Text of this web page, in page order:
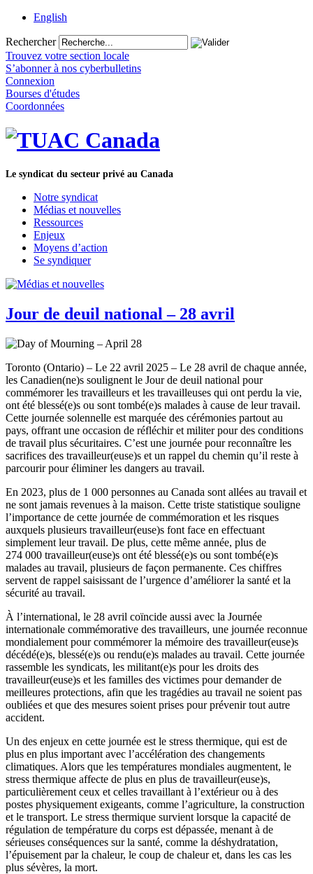
English
Rechercher
Trouvez votre section locale
S’abonner à nos cyberbulletins
Connexion
Bourses d'études
Coordonnées
Le syndicat du secteur privé au Canada
Notre syndicat
Médias et nouvelles
Ressources
Enjeux
Moyens d’action
Se syndiquer
Jour de deuil national – 28 avril
Toronto (Ontario) – Le 22 avril 2025 – Le 28 avril de chaque année,
les Canadien(ne)s soulignent le Jour de deuil national pour
commémorer les travailleurs et les travailleuses qui ont perdu la vie,
ont été blessé(e)s ou sont tombé(e)s malades à cause de leur travail.
Cette journée solennelle est marquée des cérémonies partout au
pays, offrant une occasion de réfléchir et militer pour des conditions
de travail plus sécuritaires. C’est une journée pour reconnaître les
sacrifices des travailleur(euse)s et un rappel du chemin qu’il reste à
parcourir pour éliminer les dangers au travail.
En 2023, plus de 1 000 personnes au Canada sont allées au travail et
ne sont jamais revenues à la maison. Cette triste statistique souligne
l’importance de cette journée de commémoration et les risques
auxquels plusieurs travailleur(euse)s font face en effectuant
simplement leur travail. De plus, cette même année, plus de
274 000 travailleur(euse)s ont été blessé(e)s ou sont tombé(e)s
malades au travail, plusieurs de façon permanente. Ces chiffres
servent de rappel saisissant de l’urgence d’améliorer la santé et la
sécurité au travail.
À l’international, le 28 avril coïncide aussi avec la Journée
internationale commémorative des travailleurs, une journée reconnue
mondialement pour commémorer la mémoire des travailleur(euse)s
décédé(e)s, blessé(e)s ou rendu(e)s malades au travail. Cette journée
rassemble les syndicats, les militant(e)s pour les droits des
travailleur(euse)s et les familles des victimes pour demander de
meilleures protections, afin que les tragédies au travail ne soient pas
oubliées et que des mesures soient prises pour prévenir tout autre
accident.
Un des enjeux en cette journée est le stress thermique, qui est de
plus en plus important avec l’accélération des changements
climatiques. Alors que les températures mondiales augmentent, le
stress thermique affecte de plus en plus de travailleur(euse)s,
particulièrement ceux et celles travaillant à l’extérieur ou à des
postes physiquement exigeants, comme l’agriculture, la construction
et le transport. Le stress thermique survient lorsque la capacité de
régulation de température du corps est dépassée, menant à de
sérieuses conséquences sur la santé, comme la déshydratation,
l’épuisement par la chaleur, le coup de chaleur et, dans les cas les
plus sévères, la mort.